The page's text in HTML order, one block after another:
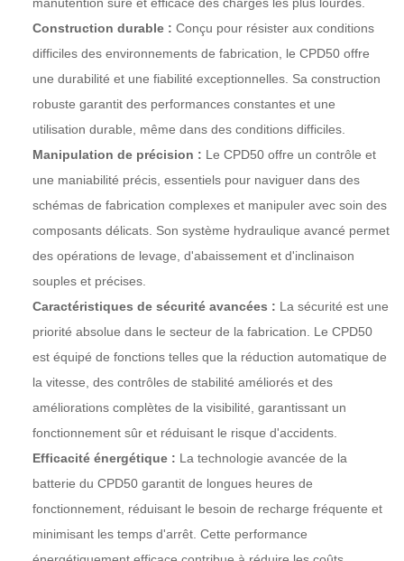
Construction durable : Conçu pour résister aux conditions
difficiles des environnements de fabrication, le CPD50 offre
une durabilité et une fiabilité exceptionnelles. Sa construction
robuste garantit des performances constantes et une
utilisation durable, même dans des conditions difficiles.
Manipulation de précision : Le CPD50 offre un contrôle et
une maniabilité précis, essentiels pour naviguer dans des
schémas de fabrication complexes et manipuler avec soin des
composants délicats. Son système hydraulique avancé permet
des opérations de levage, d'abaissement et d'inclinaison
souples et précises.
Caractéristiques de sécurité avancées : La sécurité est une
priorité absolue dans le secteur de la fabrication. Le CPD50
est équipé de fonctions telles que la réduction automatique de
la vitesse, des contrôles de stabilité améliorés et des
améliorations complètes de la visibilité, garantissant un
fonctionnement sûr et réduisant le risque d'accidents.
Efficacité énergétique : La technologie avancée de la
batterie du CPD50 garantit de longues heures de
fonctionnement, réduisant le besoin de recharge fréquente et
minimisant les temps d'arrêt. Cette performance